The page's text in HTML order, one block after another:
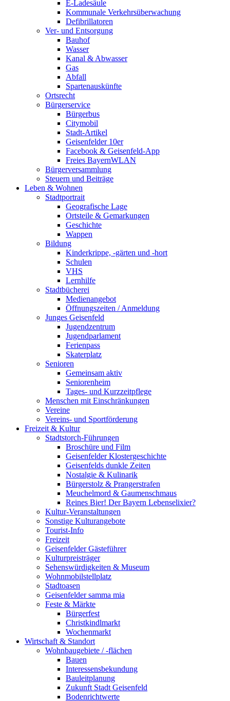
E-Ladesäule
Kommunale Verkehrsüberwachung
Defibrillatoren
Ver- und Entsorgung
Bauhof
Wasser
Kanal & Abwasser
Gas
Abfall
Spartenauskünfte
Ortsrecht
Bürgerservice
Bürgerbus
Citymobil
Stadt-Artikel
Geisenfelder 10er
Facebook & Geisenfeld-App
Freies BayernWLAN
Bürgerversammlung
Steuern und Beiträge
Leben & Wohnen
Stadtportrait
Geografische Lage
Ortsteile & Gemarkungen
Geschichte
Wappen
Bildung
Kinderkrippe, -gärten und -hort
Schulen
VHS
Lernhilfe
Stadtbücherei
Medienangebot
Öffnungszeiten / Anmeldung
Junges Geisenfeld
Jugendzentrum
Jugendparlament
Ferienpass
Skaterplatz
Senioren
Gemeinsam aktiv
Seniorenheim
Tages- und Kurzzeitpflege
Menschen mit Einschränkungen
Vereine
Vereins- und Sportförderung
Freizeit & Kultur
Stadtstorch-Führungen
Broschüre und Film
Geisenfelder Klostergeschichte
Geisenfelds dunkle Zeiten
Nostalgie & Kulinarik
Bürgerstolz & Prangerstrafen
Meuchelmord & Gaumenschmaus
Reines Bier! Der Bayern Lebenselixier?
Kultur-Veranstaltungen
Sonstige Kulturangebote
Tourist-Info
Freizeit
Geisenfelder Gästeführer
Kulturpreisträger
Sehenswürdigkeiten & Museum
Wohnmobilstellplatz
Stadtoasen
Geisenfelder samma mia
Feste & Märkte
Bürgerfest
Christkindlmarkt
Wochenmarkt
Wirtschaft & Standort
Wohnbaugebiete / -flächen
Bauen
Interessensbekundung
Bauleitplanung
Zukunft Stadt Geisenfeld
Bodenrichtwerte